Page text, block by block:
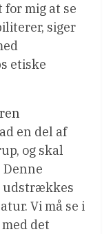
mig at se
siger
etiske
en del af
og skal
udstrækkes
Vi må se i
det